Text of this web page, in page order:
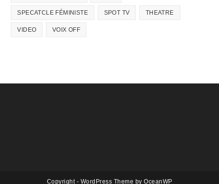
SPECATCLE FÉMINISTE SPOT TV THEATRE
VIDEO VOIX OFF
Copyright - WordPress Theme by OceanWP